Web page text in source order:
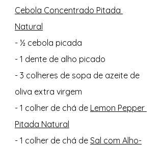
Cebola Concentrado Pitada
Natural
- ½ cebola picada
- 1 dente de alho picado
- 3 colheres de sopa de azeite de
oliva extra virgem
- 1 colher de chá de Lemon Pepper
Pitada Natural
- 1 colher de chá de Sal com Alho-